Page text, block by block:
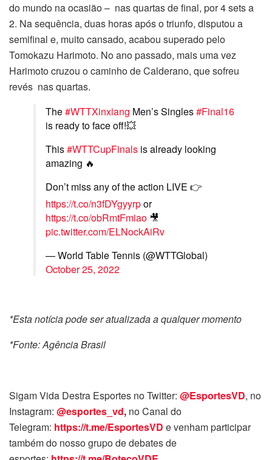
do mundo na ocasião – nas quartas de final, por 4 sets a
2. Na sequência, duas horas após o triunfo, disputou a
semifinal e, muito cansado, acabou superado pelo
Tomokazu Harimoto. No ano passado, mais uma vez
Harimoto cruzou o caminho de Calderano, que sofreu
revés nas quartas.
The#WTTXinxiang Men’s Singles#Final16
is ready to face off!💥
This#WTTCupFinals is already looking
amazing 🔥
Don’t miss any of the action LIVE 👉
https://t.co/n3fDYgyyrpor
https://t.co/obRmtFmiao 🎥
pic.twitter.com/ELNockAiRv
— World Table Tennis (@WTTGlobal)
October 25, 2022
*Esta notícia pode ser atualizada a qualquer momento
*Fonte: Agência Brasil
Sigam Vida Destra Esportes no Twitter: @EsportesVD, no
Instagram: @esportes_vd, no Canal do
Telegram: https://t.me/EsportesVD e venham participar
também do nosso grupo de debates de